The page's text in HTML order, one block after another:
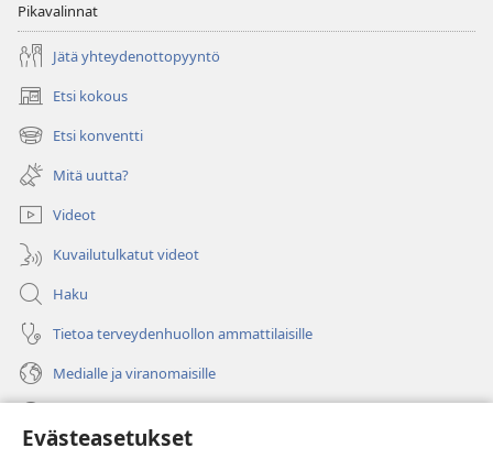
Evästeasetukset
Pikavalinnat
Jätä yhteydenottopyyntö
Etsi kokous
(avaa
uuden
ikkunan)
Etsi konventti
(avaa
uuden
ikkunan)
Mitä uutta?
Videot
Kuvailutulkatut videot
Haku
Tietoa terveydenhuollon ammattilaisille
Medialle ja viranomaisille